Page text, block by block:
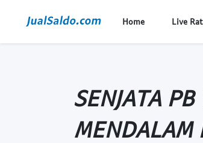
Home Live
SENJATA
MENDALAM